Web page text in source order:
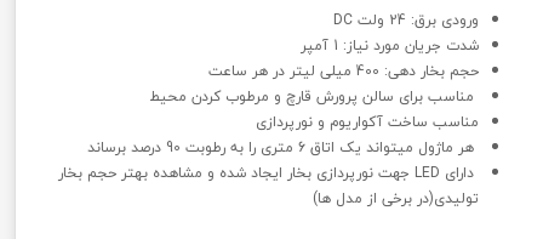
ورودی برق: 24 ولت DC
شدت جریان مورد نیاز: 1 آمپر
حجم بخار دهی: 400 میلی لیتر در هر ساعت
مناسب برای سالن پرورش قارچ و مرطوب کردن محیط
مناسب ساخت آکواریوم و نورپردازی
هر ماژول میتواند یک اتاق 6 متری را به رطوبت 90 درصد برساند
دارای LED جهت نورپردازی بخار ایجاد شده و مشاهده بهتر حجم بخار
تولیدی(در برخی از مدل ها)